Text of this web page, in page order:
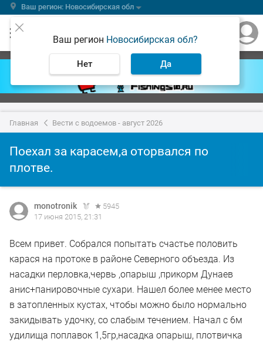
Ваш регион: Новосибирская обл
Ваш регион Новосибирская обл?
Нет Да
Главная Вести с водоемов - август 2026
Поехал за карасем,а оторвался по
плотве.
monotronik
5945
17 июня 2015, 21:31
Всем привет. Собрался попытать счастье половить
карася на протоке в районе Северного объезда. Из
насадки перловка,червь ,опарыш ,прикорм Дунаев
анис+панировочные сухари. Нашел более менее место
в затопленных кустах, чтобы можно было нормально
закидывать удочку, со слабым течением. Начал с 6м
удилища поплавок 1,5гр,насадка опарыш, плотвичка